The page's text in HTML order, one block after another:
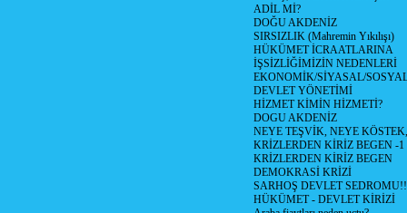
ADİL Mİ?
DOĞU AKDENİZ
SIRSIZLIK (Mahremin Yıkılışı)
HÜKÜMET İCRAATLARINA
İŞSİZLİĞİMİZİN NEDENLERİ
EKONOMİK/SİYASAL/
DEVLET YÖNETİMİ
HİZMET KİMİN HİZMETİ?
DOGU AKDENİZ
NEYE TEŞVİK, NEYE
KRİZLERDEN KİRİZ BEGEN -1
KRİZLERDEN KİRİZ BEGEN
DEMOKRASİ KRİZİ
SARHOŞ DEVLET SEDROMU!!
HÜKÜMET - DEVLET KİRİZİ